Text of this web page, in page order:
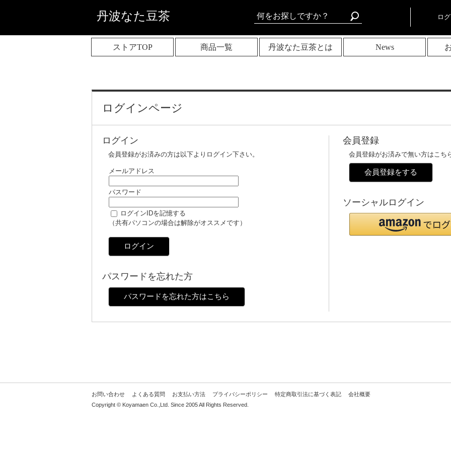
丹波なた豆茶 ロ
ストアTOP 商品一覧 丹波なた豆茶とは News
ログインページ
ログイン
会員登録がお済みの方は以下よりログイン下さい。
メールアドレス
パスワード
ログインIDを記憶する
（共有パソコンの場合は解除がオススメです）
ログイン
パスワードを忘れた方
パスワードを忘れた方はこちら
会員登録
会員登録がお済みで無い方はこち
会員登録をする
ソーシャルログイン
お問い合わせ よくある質問 お支払い方法 プライバシーポリシー 特定商取引法に基づく表記
会社概要
Copyright © Koyamaen Co.,Ltd. Since 2005 All Rights Reserved.